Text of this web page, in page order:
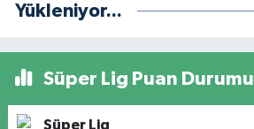
Yükleniyor...
Süper Lig Puan Durumu
Süper Lig